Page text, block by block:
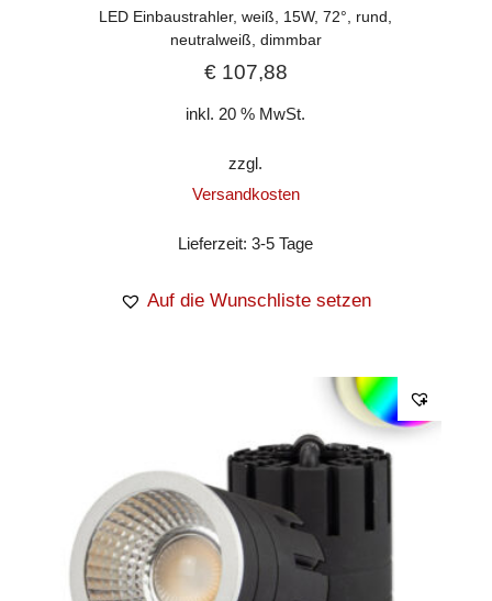
LED Einbaustrahler, weiß, 15W, 72°, rund,
neutralweiß, dimmbar
€107,88
inkl. 20 % MwSt.
zzgl.
Versandkosten
Lieferzeit:3-5 Tage
Auf die Wunschliste setzen